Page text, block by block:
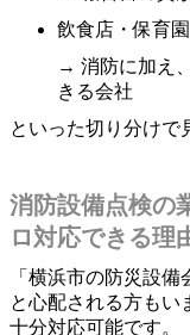
飲食店・保育園
→ 消防に加え
きる会社
といった切り分けで
消防設備点検の
ロ対応できる理
「横浜市の防災設
と心配される方もい
十分対応可能です。